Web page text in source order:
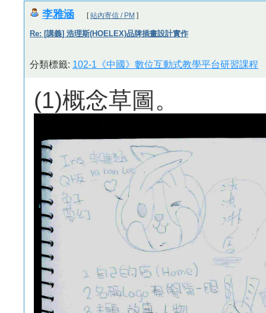
李雅涵 [站內寄信 / PM ]
Re: [講義] 浩理斯(HOELEX)品牌插畫設計實作
分類標籤: 102-1《中國》數位互動式教學平台研習課程
(1)概念草圖。